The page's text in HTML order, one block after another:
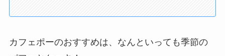
カフェポーのおすすめは、なんといっても季節の